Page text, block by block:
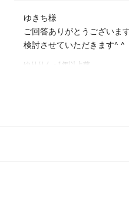
ゆきち様
ご回答ありがとうございま
検討させていただきます^ ^
ゆりりん - 1年以上前
よろしくお願い致します。